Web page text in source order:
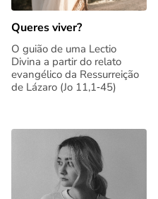
Queres viver?
O guião de uma Lectio
Divina a partir do relato
evangélico da Ressurreição
de Lázaro (Jo 11,1‑45)